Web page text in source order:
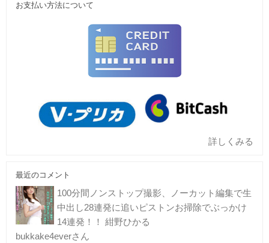
お支払い方法について
詳しくみる
最近のコメント
100分間ノンストップ撮影、ノーカット編集で生
中出し28連発に追いピストンお掃除でぶっかけ
14連発！！ 紺野ひかる
bukkake4everさん